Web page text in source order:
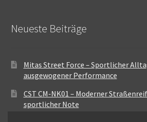
Neueste Beiträge
Mitas Street Force – Sportlicher
ausgewogener Performance
CST CM-NK01 – Moderner
sportlicher Note